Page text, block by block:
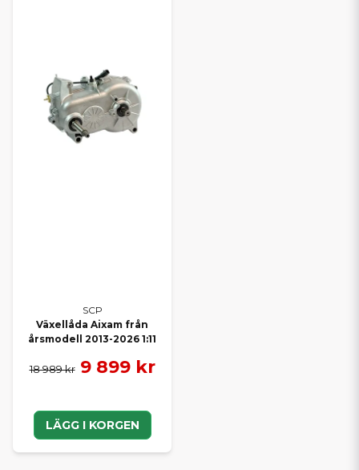
SCP
Växellåda Aixam från
årsmodell 2013-2026 1:11
18 989 kr 9 899 kr
LÄGG I KORGEN